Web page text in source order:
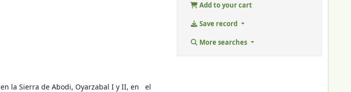
la Sierra de Abodi, Oyarzabal I y II, en el
Add to your cart
Save record
More searches